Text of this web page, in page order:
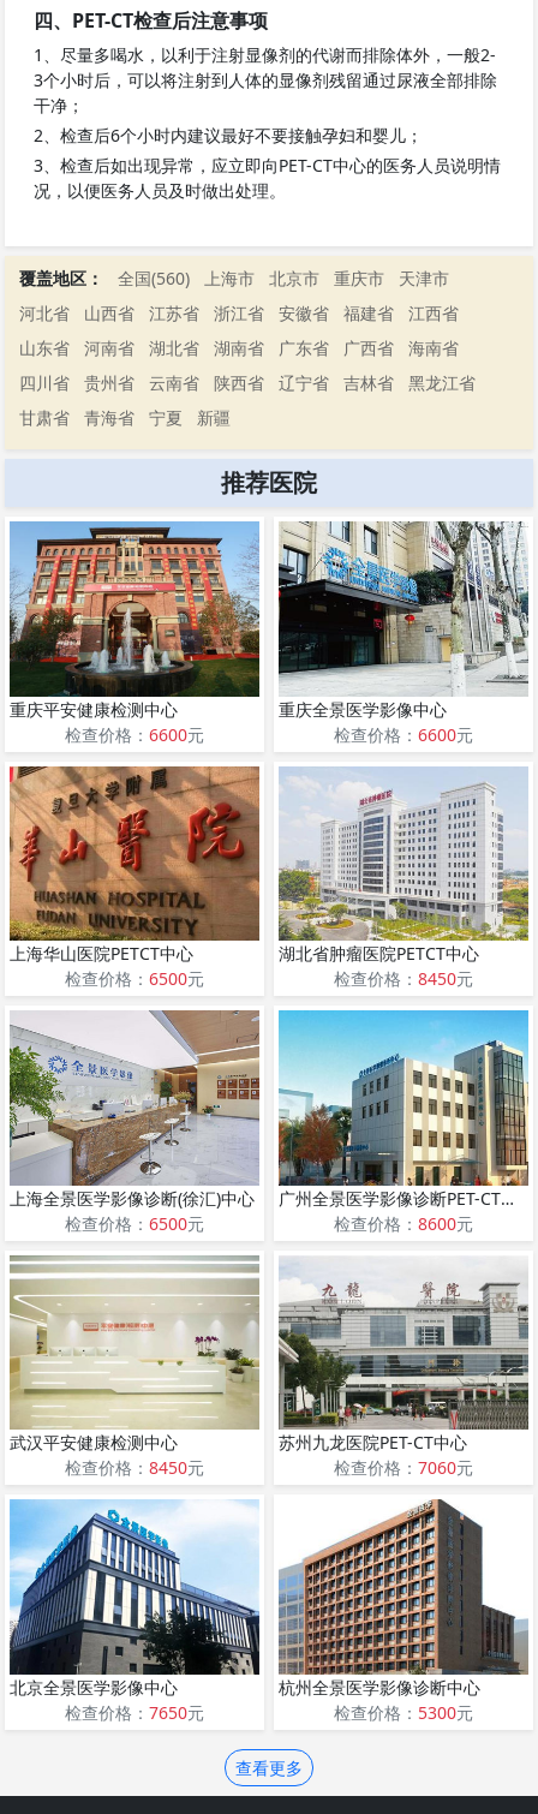
四、PET-CT检查后注意事项
1、尽量多喝水，以利于注射显像剂的代谢而排除体外，一般2-
3个小时后，可以将注射到人体的显像剂残留通过尿液全部排除
干净；
2、检查后6个小时内建议最好不要接触孕妇和婴儿；
3、检查后如出现异常，应立即向PET-CT中心的医务人员说明情
况，以便医务人员及时做出处理。
覆盖地区： 全国(560) 上海市 北京市 重庆市
天津市
河北省
山西省 江苏省 浙江省 安徽省 福建省
江西省
山东省
河南省 湖北省 湖南省 广东省 广西省
海南省
四川省
贵州省 云南省 陕西省 辽宁省 吉林省
黑龙江省
甘肃省
青海省 宁夏 新疆
推荐医院
重庆平安健康检测中心
检查价格： 6600元
重庆全景医学影像中心
检查价格： 6600元
上海华山医院PETCT中心
检查价格： 6500元
湖北省肿瘤医院PETCT中心
检查价格： 8450元
上海全景医学影像诊断(徐汇)中心
检查价格： 6500元
广州全景医学影像诊断PET-CT中心
检查价格： 8600元
武汉平安健康检测中心
检查价格： 8450元
苏州九龙医院PET-CT中心
检查价格： 7060元
北京全景医学影像中心
检查价格： 7650元
杭州全景医学影像诊断中心
检查价格： 5300元
查看更多